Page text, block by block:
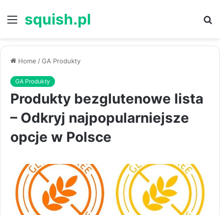
Menu
squish.pl
Home /GA Produkty
GA Produkty
Produkty bezglutenowe lista
– Odkryj najpopularniejsze
opcje w Polsce